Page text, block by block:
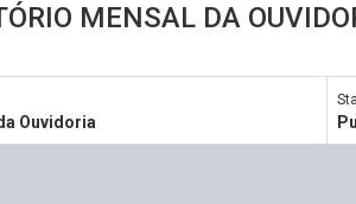
MENSAL DA
Ouvidoria